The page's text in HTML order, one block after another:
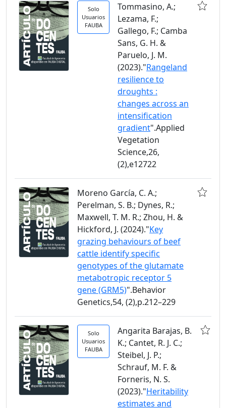
Solo
Usuarios
FAUBA
Tommasino, A.;
Lezama, F.;
Gallego, F.; Camba
Sans, G. H. &
Paruelo, J. M.
(2023)."Rangeland
resilience to
droughts :
changes across an
intensification
gradient".Applied
Vegetation
Science,26,
(2),e12722
Moreno García, C. A.;
Perelman, S. B.; Dynes, R.;
Maxwell, T. M. R.; Zhou, H. &
Hickford, J. (2024)."Key
grazing behaviours of beef
cattle identify specific
genotypes of the glutamate
metabotropic receptor 5
gene (GRM5)".Behavior
Genetics,54, (2),p.212–229
Solo
Usuarios
FAUBA
Angarita Barajas, B.
K.; Cantet, R. J. C.;
Steibel, J. P.;
Schrauf, M. F. &
Forneris, N. S.
(2023)."Heritability
estimates and